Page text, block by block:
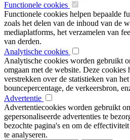
Functionele cookies
Functionele cookies helpen bepaalde
zoals het delen van de inhoud van de
mediaplatforms, het verzamelen van
van derden.
Analytische cookies
Analytische cookies worden gebruikt
omgaan met de website. Deze cookies
verstrekken over de statistieken van
bouncepercentage, de verkeersbron,
Advertentie
Advertentiecookies worden gebruikt
gepersonaliseerde advertenties te
bezochte pagina's en om de
te analyseren.